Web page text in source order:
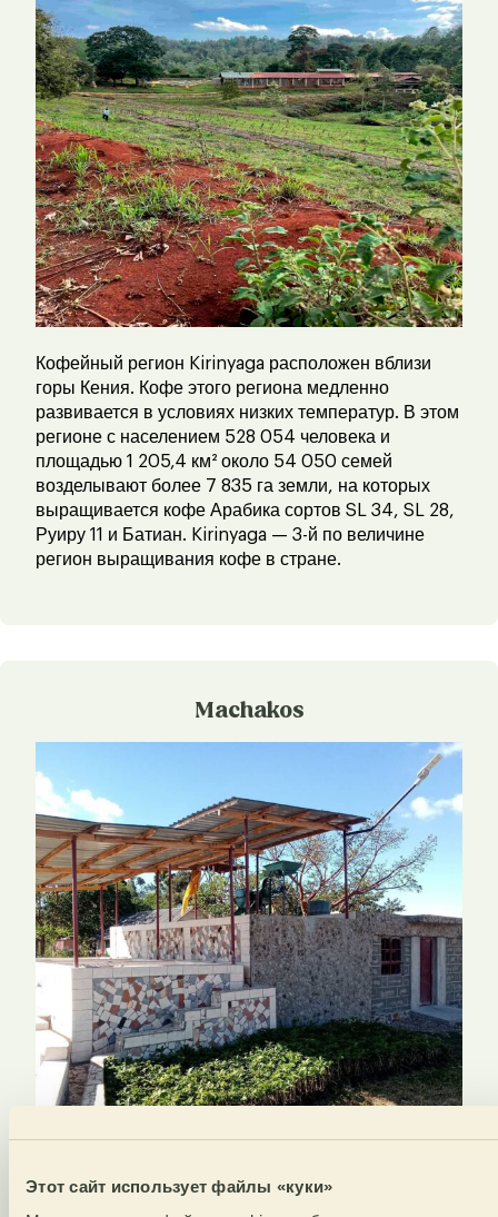
Этот сайт использует файлы «куки»
Кофейный регион Kirinyaga расположен вблизи
горы Кения. Кофе этого региона медленно
развивается в условиях низких температур. В этом
регионе с населением 528 054 человека и
площадью 1 205,4 км² около 54 050 семей
возделывают более 7 835 га земли, на которых
выращивается кофе Арабика сортов SL 34, SL 28,
Руиру 11 и Батиан. Kirinyaga — 3-й по величине
регион выращивания кофе в стране.
Machakos